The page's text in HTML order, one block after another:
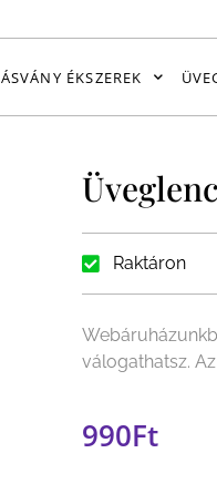
ÁSVÁNY ÉKSZEREK
Raktáron
válogathatsz.
990Ft